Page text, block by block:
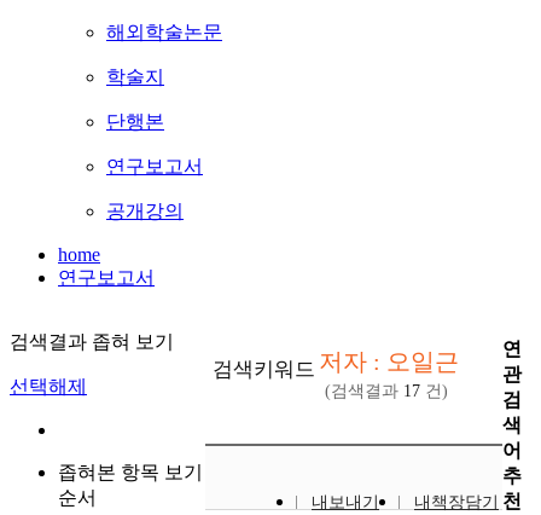
해외학술논문
학술지
단행본
연구보고서
공개강의
home
연구보고서
검색결과 좁혀 보기
선택해제
좁혀본 항목 보기
순서
검색키워드 저자 : 오일근
(검색결과 17 건)
내보내기
내책장담기
연
관
검
색
어
추
천